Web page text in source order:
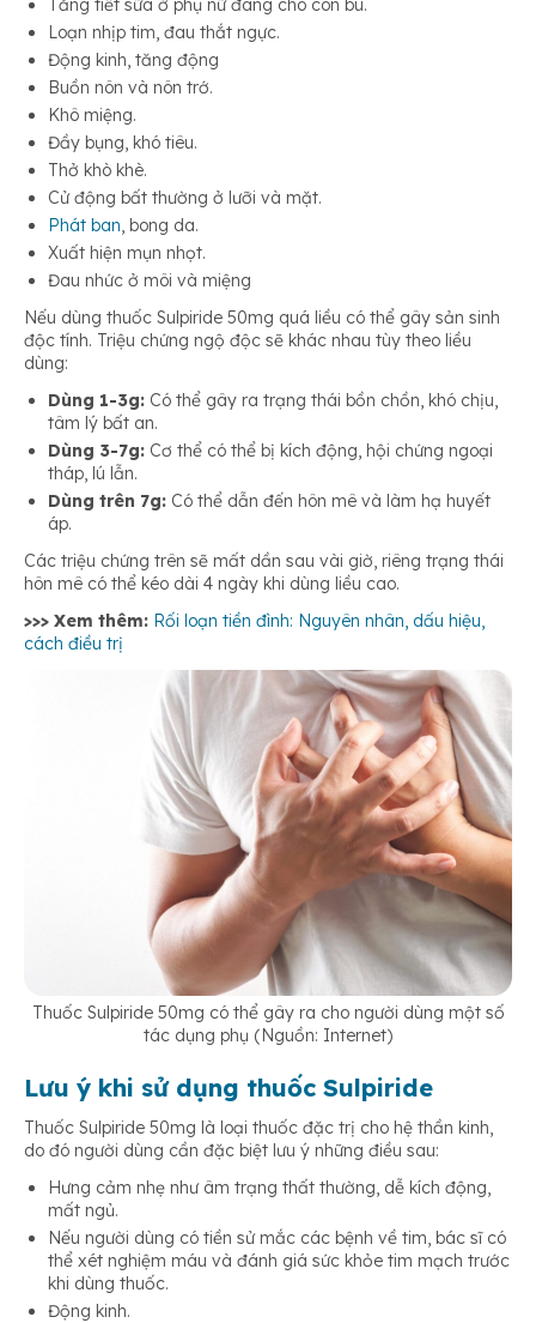
Tăng tiết sữa ở phụ nữ đang cho con bú.
Loạn nhịp tim, đau thắt ngực.
Động kinh, tăng động
Buồn nôn và nôn trớ.
Khô miệng.
Đầy bụng, khó tiêu.
Thở khò khè.
Cử động bất thường ở lưỡi và mặt.
Phát ban, bong da.
Xuất hiện mụn nhọt.
Đau nhức ở môi và miệng
Nếu dùng thuốc Sulpiride 50mg quá liều có thể gây sản sinh
độc tính. Triệu chứng ngộ độc sẽ khác nhau tùy theo liều
dùng:
Dùng 1-3g: Có thể gây ra trạng thái bồn chồn, khó chịu,
tâm lý bất an.
Dùng 3-7g: Cơ thể có thể bị kích động, hội chứng ngoại
tháp, lú lẫn.
Dùng trên 7g: Có thể dẫn đến hôn mê và làm hạ huyết
áp.
Các triệu chứng trên sẽ mất dần sau vài giờ, riêng trạng thái
hôn mê có thể kéo dài 4 ngày khi dùng liều cao.
>>> Xem thêm: Rối loạn tiền đình: Nguyên nhân, dấu hiệu,
cách điều trị
Thuốc Sulpiride 50mg có thể gây ra cho người dùng một số
tác dụng phụ (Nguồn: Internet)
Lưu ý khi sử dụng thuốc Sulpiride
Thuốc Sulpiride 50mg là loại thuốc đặc trị cho hệ thần kinh,
do đó người dùng cần đặc biệt lưu ý những điều sau:
Hưng cảm nhẹ như âm trạng thất thường, dễ kích động,
mất ngủ.
Nếu người dùng có tiền sử mắc các bệnh về tim, bác sĩ có
thể xét nghiệm máu và đánh giá sức khỏe tim mạch trước
khi dùng thuốc.
Động kinh.